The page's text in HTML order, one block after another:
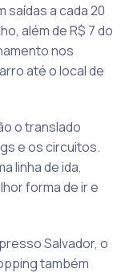
saídas a cada 20
além de R$ 7 do
nos
até o local de
o translado
e os circuitos.
linha de ida,
forma de ir e
Salvador, o
também